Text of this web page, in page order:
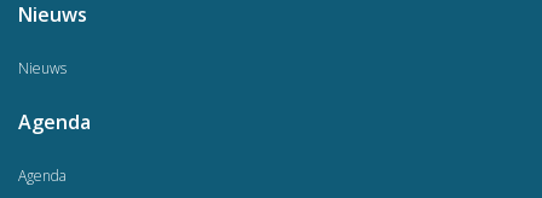
Nieuws
Nieuws
Agenda
Agenda